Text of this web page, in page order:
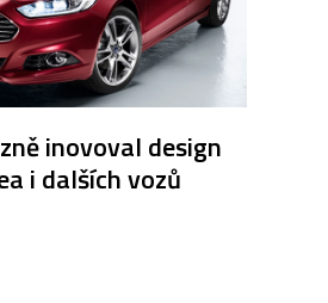
inovoval design
i dalších vozů